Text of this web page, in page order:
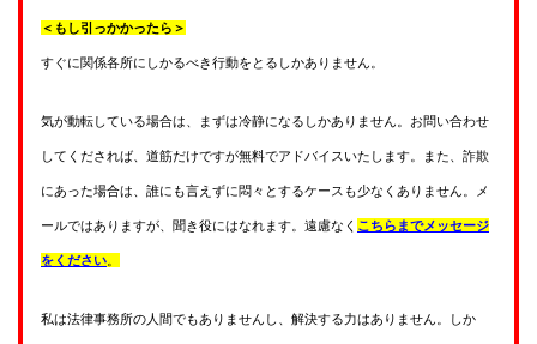
＜もし引っかかったら＞
すぐに関係各所にしかるべき行動をとるしかありません。
気が動転している場合は、まずは冷静になるしかありません。お問い合わせ
してくだされば、道筋だけですが無料でアドバイスいたします。また、詐欺
にあった場合は、誰にも言えずに悶々とするケースも少なくありません。メ
ールではありますが、聞き役にはなれます。遠慮なく こちらまでメッセージ
をください。
私は法律事務所の人間でもありませんし、解決する力はありません。しか